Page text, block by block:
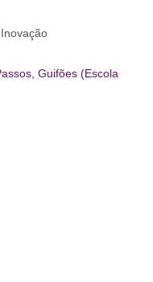
Guifões (Escola